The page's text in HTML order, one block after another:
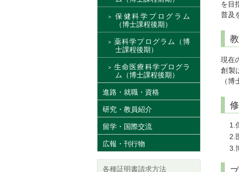
を目
普及
現在
創製
（
保健科学プログラム
（博士課程後期）
薬科学プログラム（博
士課程後期）
生命医療科学プログラ
ム（博士課程後期）
進路・就職・資格
研究・教員紹介
留学・国際交流
広報・刊行物
各種証明書請求方法